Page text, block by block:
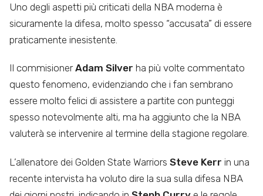
Uno degli aspetti più criticati della NBA moderna è
sicuramente la difesa, molto spesso “accusata” di essere
praticamente inesistente.
Il commisionerAdam Silver ha più volte commentato
questo fenomeno, evidenziando che i fan sembrano
essere molto felici di assistere a partite con punteggi
spesso notevolmente alti, ma ha aggiunto che la NBA
valuterà se intervenire al termine della stagione regolare.
L’allenatore dei Golden State Warriors Steve Kerr in una
recente intervista ha voluto dire la sua sulla difesa NBA